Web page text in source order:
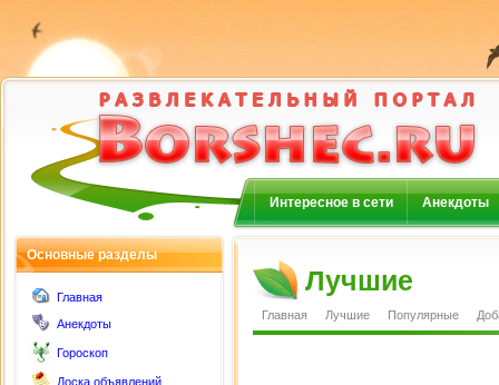
Интересное в сети Анекдоты
Основные разделы
Главная
Анекдоты
Гороскоп
Доска объявлений
Лучшие
Главная Лучшие Популярные